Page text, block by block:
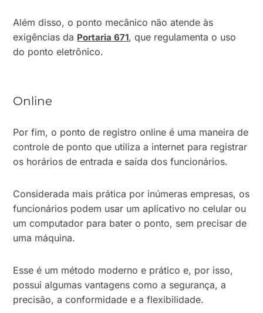
Além disso, o ponto mecânico não atende às
exigências da Portaria 671, que regulamenta o uso
do ponto eletrônico.
Online
Por fim, o ponto de registro online é uma maneira de
controle de ponto que utiliza a internet para registrar
os horários de entrada e saída dos funcionários.
Considerada mais prática por inúmeras empresas, os
funcionários podem usar um aplicativo no celular ou
um computador para bater o ponto, sem precisar de
uma máquina.
Esse é um método moderno e prático e, por isso,
possui algumas vantagens como a segurança, a
precisão, a conformidade e a flexibilidade.